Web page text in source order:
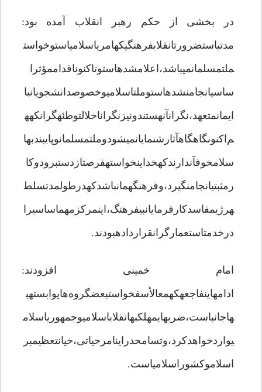
در بخشی از حکم رهبر انقلاب آمده بود:
مدتیاستضرورتانقلابفرهنگیکهامریاسلامیاستوخواست
ملتمسلمانمی‎باشد،اعلامشدهاستوتاکنوناقداممؤثرا
ساسیانجامنشدهاستوملتاسلامیوخصوصدانشجویانبا
ایمانمتعهد،نگرانآنهستندونیزنگراناخلالتوطئه‎گرانکهه
م‌اکنونگاه‎گاهآثارشنمایانمی‎شودوملتمسلمانوپایبندبها
سلامخوفآندارندکهخداینخواستهفرصتازدستبرودوکا
رمثبتیانجامنگیرد،وفرهنگهمانباشدکهدرطولمدتسلط
هرژیمفاسدکارفرمایانبی‎فرهنگ،اینمرکزمهماساسیرا
درخدمتاستعمارگرانقراردادهبودند.
امام خمینی افزودند:
ادامهاینفاجعهکهمع‎الأسفخواستبعضگروه‌هایوابستهب
هاجانباست،ضربه‎ایمهلکبهانقلاباسلامیوجمهوریاسلام
یواردخواهدکرد،وتسامحدراینامرحیاتی،خیانتعظیمبر
اسلاموکشوراسلامیاست.